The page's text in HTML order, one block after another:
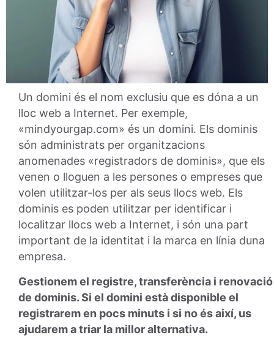
Un domini és el nom exclusiu que es dóna a un
lloc web a Internet. Per exemple,
«mindyourgap.com» és un domini. Els dominis
són administrats per organitzacions
anomenades «registradors de dominis», que els
venen o lloguen a les persones o empreses que
volen utilitzar-los per als seus llocs web. Els
dominis es poden utilitzar per identificar i
localitzar llocs web a Internet, i són una part
important de la identitat i la marca en línia duna
empresa.
Gestionem el registre, transferència i renovació
de dominis. Si el domini està disponible el
registrarem en pocs minuts i si no és així, us
ajudarem a triar la millor alternativa.